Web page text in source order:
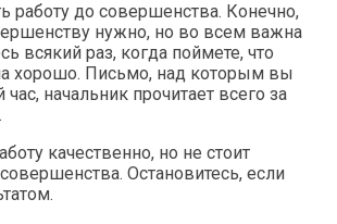
работу до совершенства. Конечно,
нужно, но во всем важна
всякий раз, когда поймете, что
хорошо. Письмо, над которым вы
начальник прочитает всего за
качественно, но не стоит
Остановитесь, если